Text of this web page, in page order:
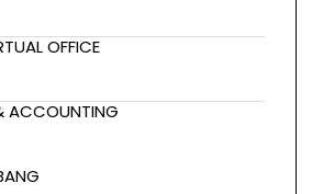
OFFICE
ACCOUNTING